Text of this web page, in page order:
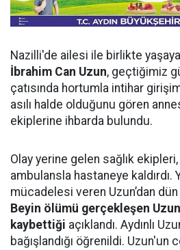
Nazilli'de ailesi ile birlikte
İbrahim Can Uzun, geçtiğimiz
çatısında hortumla intihar
asılı halde olduğunu gören
ekiplerine ihbarda bulundu.
Olay yerine gelen sağlık ekipleri,
ambulansla hastaneye kaldırdı.
mücadelesi veren Uzun’dan
Beyin ölümü gerçekleşen
kaybettiği açıklandı. Aydınlı
bağışlandığı öğrenildi. Uzun'un